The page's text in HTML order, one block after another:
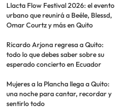
Llacta Flow Festival 2026: el evento
urbano que reunirá a Beéle, Blessd,
Omar Courtz y más en Quito
Ricardo Arjona regresa a Quito:
todo lo que debes saber sobre su
esperado concierto en Ecuador
Mujeres a la Plancha llega a Quito:
una noche para cantar, recordar y
sentirlo todo